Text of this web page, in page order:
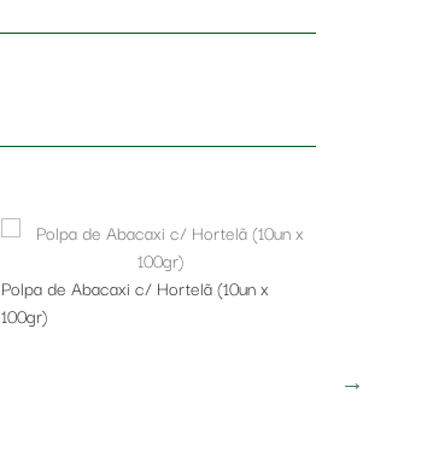
Polpa de Abacaxi c/ Hortelã (10un x
100gr)